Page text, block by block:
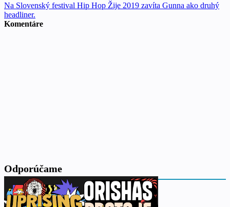
Na Slovenský festival Hip Hop Žije 2019 zavíta Gunna ako druhý
headliner.
Komentáre
Odporúčame